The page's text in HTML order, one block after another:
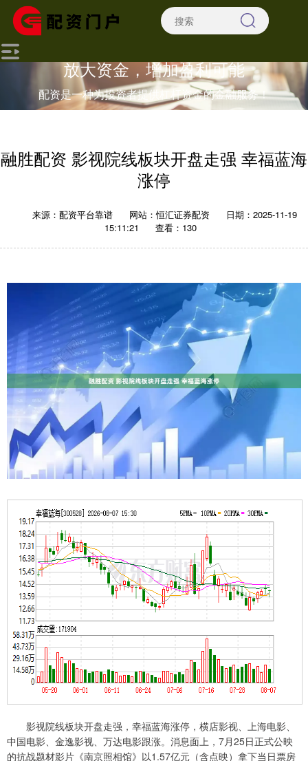
放大资金，增加盈利可能
配资是一种为投资者提供杠杆资金的金融服务！
融胜配资 影视院线板块开盘走强 幸福蓝海
涨停
来源：配资平台靠谱 网站：恒汇证券配资
日期：2025-11-19
15:11:21
查看：130
影视院线板块开盘走强，幸福蓝海涨停，横店影视、上海电影、
中国电影、金逸影视、万达电影跟涨。消息面上，7月25日正式公映
的抗战题材影片《南京照相馆》以1.57亿元（含点映）拿下当日票房